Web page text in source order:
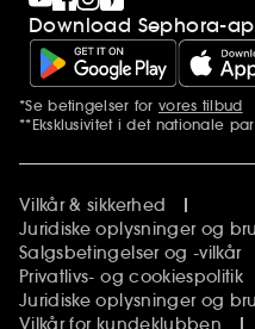
Download Sephora-
Yderligere
*Se betingelser for vores tilbud
**Eksklusivitet i det nationale
Vilkår & sikkerhed
Juridiske oplysninger og
Salgsbetingelser og -vilkår
Privatlivs- og cookiespolitik
Juridiske oplysninger og
Vilkår for kundeklubben